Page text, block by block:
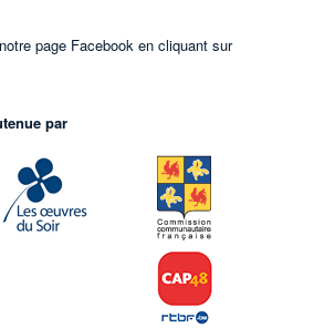
page Facebook en cliquant sur
par